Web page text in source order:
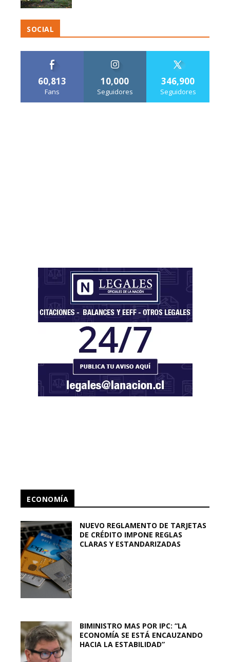
SOCIAL
60,813
Fans
10,000
Seguidores
346,900
Seguidores
ECONOMÍA
NUEVO REGLAMENTO DE TARJETAS
DE CRÉDITO IMPONE REGLAS
CLARAS Y ESTANDARIZADAS
BIMINISTRO MAS POR IPC: “LA
ECONOMÍA SE ESTÁ ENCAUZANDO
HACIA LA ESTABILIDAD”